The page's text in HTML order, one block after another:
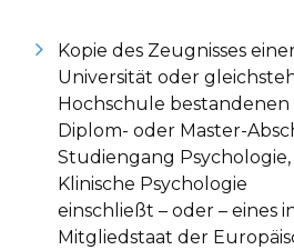
Kopie des Zeugnisses
Universität oder
Hochschule bestandenen
Diplom- oder Master-
Studiengang Psychologie,
Klinische Psychologie
einschließt – oder – eines
Mitgliedstaat der